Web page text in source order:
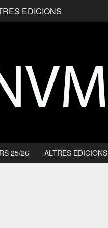
EDICIONS
25/26 ALTRES EDICIONS